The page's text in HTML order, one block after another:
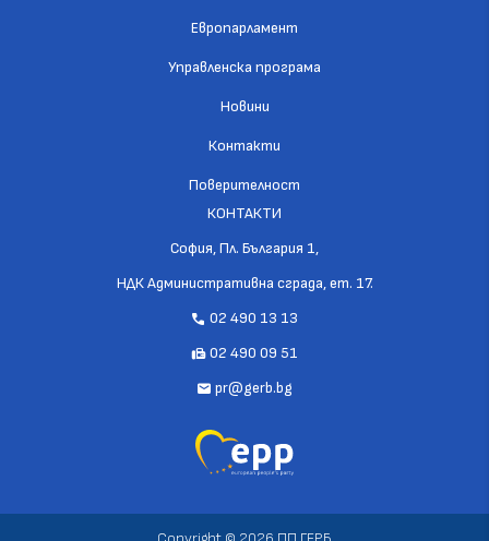
Европарламент
Управленска програма
Новини
Контакти
Поверителност
КОНТАКТИ
София, Пл. България 1,
НДК Административна сграда, ет. 17.
call 02 490 13 13
fax02 490 09 51
mail pr@gerb.bg